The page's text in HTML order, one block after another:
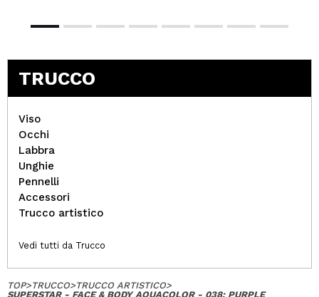
TRUCCO
Viso
Occhi
Labbra
Unghie
Pennelli
Accessori
Trucco artistico
Vedi tutti da Trucco
TOP>TRUCCO>TRUCCO ARTISTICO>
SUPERSTAR - FACE & BODY AQUACOLOR - 038: PURPLE